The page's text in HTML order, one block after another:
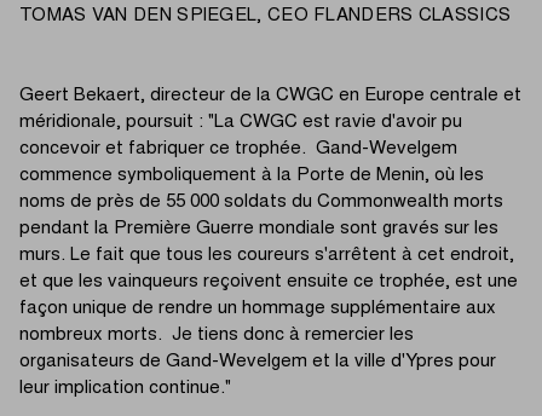
TOMAS VAN DEN SPIEGEL, CEO FLANDERS CLASSICS
Geert Bekaert, directeur de la CWGC en Europe centrale et
méridionale, poursuit : "La CWGC est ravie d'avoir pu
concevoir et fabriquer ce trophée. Gand-Wevelgem
commence symboliquement à la Porte de Menin, où les
noms de près de 55 000 soldats du Commonwealth morts
pendant la Première Guerre mondiale sont gravés sur les
murs. Le fait que tous les coureurs s'arrêtent à cet endroit,
et que les vainqueurs reçoivent ensuite ce trophée, est une
façon unique de rendre un hommage supplémentaire aux
nombreux morts. Je tiens donc à remercier les
organisateurs de Gand-Wevelgem et la ville d'Ypres pour
leur implication continue."